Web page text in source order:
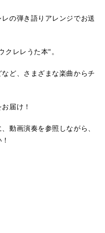
の弾き語りアレンジでお送
クレレうた本"。
ど、さまざまな楽曲からチ
届け！
動画演奏を参照しながら、